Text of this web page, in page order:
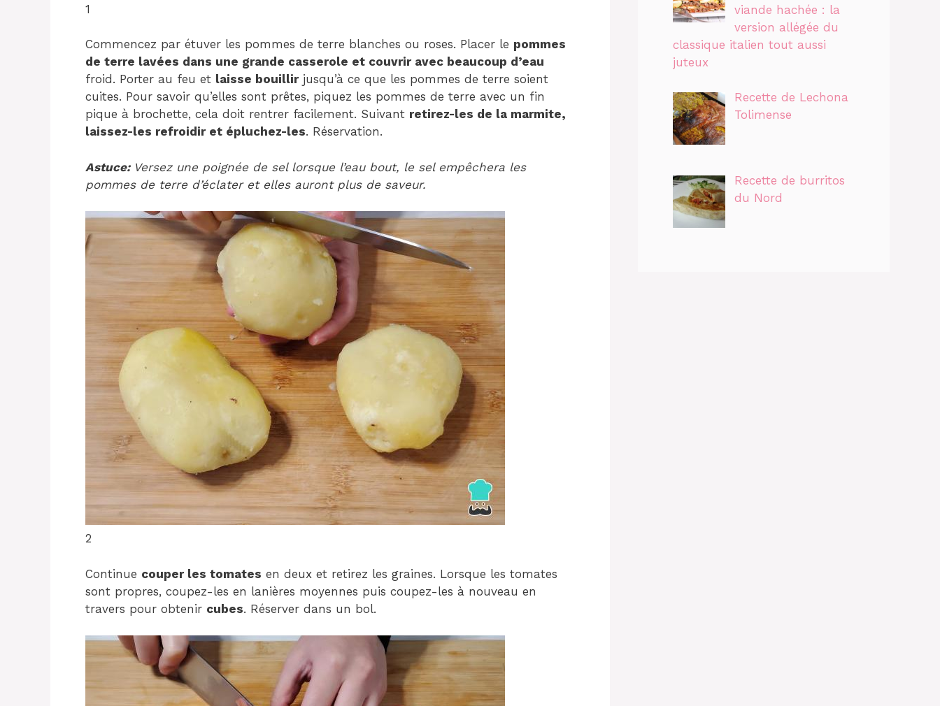
1
Commencez par étuver les pommes de terre blanches ou roses. Placer le pommes
de terre lavées dans une grande casserole et couvrir avec beaucoup d’eau
froid. Porter au feu et laisse bouillirjusqu’à ce que les pommes de terre soient
cuites. Pour savoir qu’elles sont prêtes, piquez les pommes de terre avec un fin
pique à brochette, cela doit rentrer facilement. Suivant retirez-les de la marmite,
laissez-les refroidir et épluchez-les. Réservation.
Astuce:Versez une poignée de sel lorsque l’eau bout, le sel empêchera les
pommes de terre d’éclater et elles auront plus de saveur.
2
Continue couper les tomates en deux et retirez les graines. Lorsque les tomates
sont propres, coupez-les en lanières moyennes puis coupez-les à nouveau en
travers pour obtenir cubes. Réserver dans un bol.
viande hachée : la
version allégée du
classique italien tout aussi
juteux
Recette de Lechona
Tolimense
Recette de burritos
du Nord